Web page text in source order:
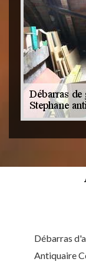
Débarras
Antiquaire